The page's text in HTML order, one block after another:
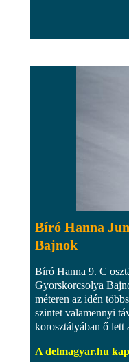
Bíró Hanna
Bajnok
Bíró Hanna 9. C
Gyorskorcsolya
méteren az idén
szintet valamennyi
korosztályában ő lett
A delmagyar.hu